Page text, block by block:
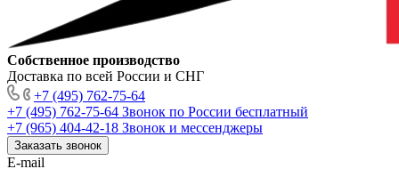
Собственное производство
Доставка по всей России и СНГ
+7 (495) 762-75-64
+7 (495) 762-75-64 Звонок по России бесплатный
+7 (965) 404-42-18 Звонок и мессенджеры
Заказать звонок
E-mail